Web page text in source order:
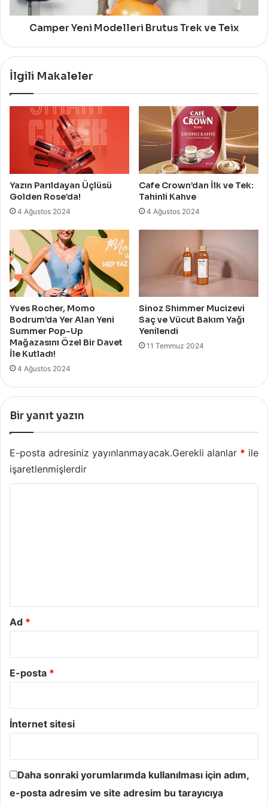
Camper Yeni Modelleri Brutus Trek ve Teix
İlgili Makaleler
Yazın Parıldayan Üçlüsü
Golden Rose’da!
4 Ağustos 2024
Cafe Crown’dan İlk ve Tek:
Tahinli Kahve
4 Ağustos 2024
Yves Rocher, Momo
Bodrum’da Yer Alan Yeni
Summer Pop-Up
Mağazasını Özel Bir Davet
İle Kutladı!
4 Ağustos 2024
Sinoz Shimmer Mucizevi
Saç ve Vücut Bakım Yağı
Yenilendi
11 Temmuz 2024
Bir yanıt yazın
E-posta adresiniz yayınlanmayacak.Gerekli alanlar * ile
işaretlenmişlerdir
Ad *
E-posta *
İnternet sitesi
Daha sonraki yorumlarımda kullanılması için adım,
e-posta adresim ve site adresim bu tarayıcıya